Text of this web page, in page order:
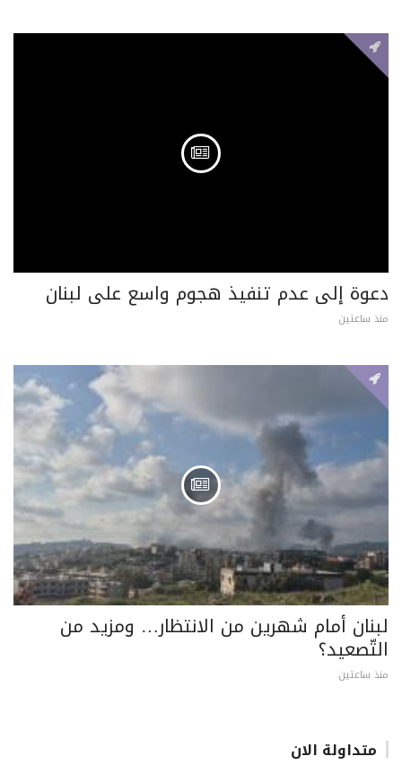
دعوة إلى عدم تنفيذ هجوم واسع على لبنان
منذ ساعتين
لبنان أمام شهرين من الانتظار… ومزيد من
التّصعيد؟
منذ ساعتين
متداولة الان